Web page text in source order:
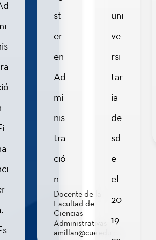
Razonamiento
2
2
st
er
en
Ad
mi
nis
tra
ció
n.
Docente de la
Facultad de
Ciencias
Administrativas
amillan@cue.edu.co
uni
ve
rsi
tar
ia
de
sd
e
el
20
19